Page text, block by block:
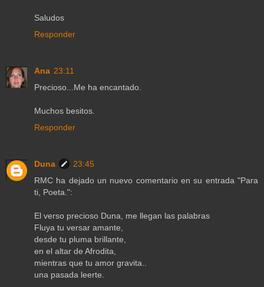
Saludos
Responder
Ana 23:11
Precioso...Me ha encantado.
Muchos besitos.
Responder
Duna
23:45
RMC ha dejado un nuevo comentario en su entrada "Para
ti, Poeta.":
El verso precioso Duna, me llegan las palabras
Fluya tu versar amante,
desde tu pluma brillante,
en el altar de Afrodita,
mientras que tu amor gravita..
una pasada leerte.